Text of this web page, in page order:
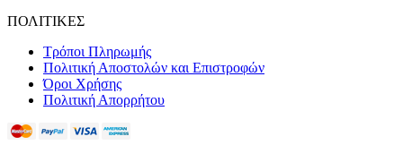
ΠΟΛΙΤΙΚΕΣ
Τρόποι Πληρωμής
Πολιτική Αποστολών και Επιστροφών
Όροι Χρήσης
Πολιτική Απορρήτου